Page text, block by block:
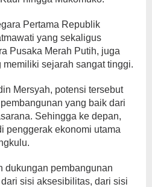
Pertama Republik
yang sekaligus
Pusaka Merah Putih, juga
memiliki sejarah sangat tinggi.
Mersyah, potensi tersebut
yang baik dari
Sehingga ke depan,
penggerak ekonomi utama
dukungan pembangunan
sisi aksesibilitas, dari sisi